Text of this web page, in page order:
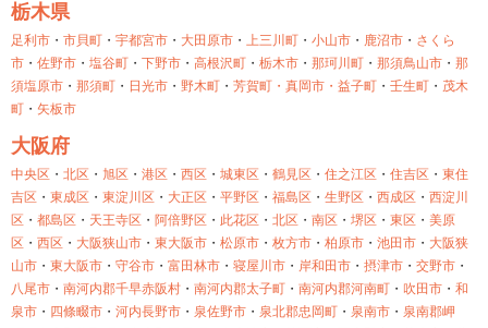
栃木県
足利市 ・ 市貝町 ・ 宇都宮市 ・ 大田原市 ・ 上三川町 ・ 小山市 ・ 鹿沼市 ・ さくら
市 ・ 佐野市 ・ 塩谷町 ・ 下野市 ・ 高根沢町 ・ 栃木市 ・ 那珂川町 ・ 那須鳥山市 ・ 那
須塩原市 ・ 那須町 ・ 日光市 ・ 野木町 ・ 芳賀町・ 真岡市・ 益子町 ・ 壬生町 ・ 茂木
町 ・ 矢板市
大阪府
中央区 ・ 北区 ・ 旭区 ・ 港区 ・ 西区 ・ 城東区 ・ 鶴見区 ・ 住之江区 ・ 住吉区 ・ 東住
吉区 ・ 東成区 ・ 東淀川区 ・ 大正区 ・ 平野区 ・ 福島区 ・ 生野区 ・ 西成区 ・ 西淀川
区 ・ 都島区 ・ 天王寺区 ・ 阿倍野区 ・ 此花区 ・ 北区 ・ 南区 ・ 堺区 ・ 東区 ・ 美原
区 ・ 西区 ・ 大阪狭山市 ・ 東大阪市 ・ 松原市 ・ 枚方市 ・ 柏原市 ・ 池田市 ・ 大阪狭
山市 ・ 東大阪市 ・ 守谷市 ・ 富田林市 ・ 寝屋川市 ・ 岸和田市 ・ 摂津市 ・ 交野市 ・
八尾市 ・ 南河内郡千早赤阪村 ・ 南河内郡太子町 ・ 南河内郡河南町 ・ 吹田市 ・ 和
泉市 ・ 四條畷市 ・ 河内長野市 ・ 泉佐野市 ・ 泉北郡忠岡町 ・ 泉南市 ・ 泉南郡岬